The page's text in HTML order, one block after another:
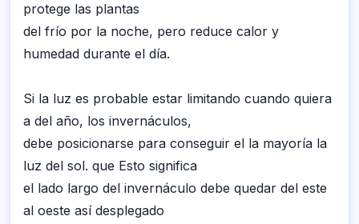
protege las plantas
del frío por la noche, pero reduce calor y
humedad durante el día.
Si la luz es probable estar limitando cuando quiera
a del año, los invernáculos,
debe posicionarse para conseguir el la mayoría la
luz del sol. que Esto significa
el lado largo del invernáculo debe quedar del este
al oeste así desplegado